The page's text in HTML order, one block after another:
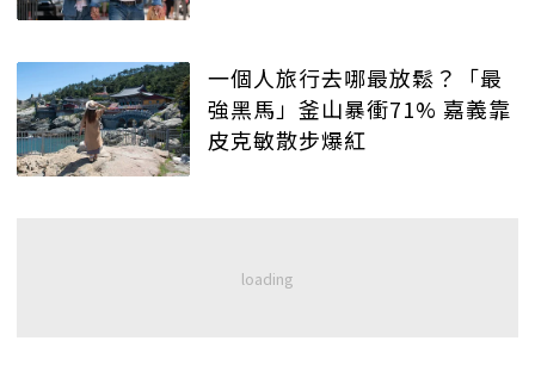
一個人旅行去哪最放鬆？「最
強黑馬」釜山暴衝71% 嘉義靠
皮克敏散步爆紅